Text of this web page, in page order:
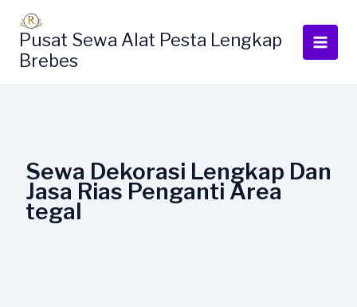
kontenPusat Sewa Alat Pesta Lengkap
Brebes
Sewa Dekorasi Lengkap Dan
Jasa Rias Penganti Area
tegal